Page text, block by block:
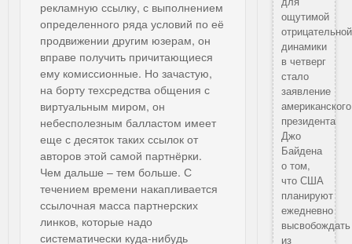
рекламную ссылку, с выполнением
определенного ряда условий по её
продвижении другим юзерам, он
вправе получить причитающиеся
ему комиссионные. Но зачастую,
на борту техсредства общения с
виртуальным миром, он
небесполезным балластом имеет
еще с десяток таких ссылок от
авторов этой самой партнёрки.
Чем дальше – тем больше. С
течением времени накапливается
ссылочная масса партнерских
линков, которые надо
систематически куда-нибудь
ощутимой
отрицательной
динамики
в четверг
стало
заявление
американского
президента
Джо
Байдена
о том,
что США
планируют
ежедневно
высвобождать
из